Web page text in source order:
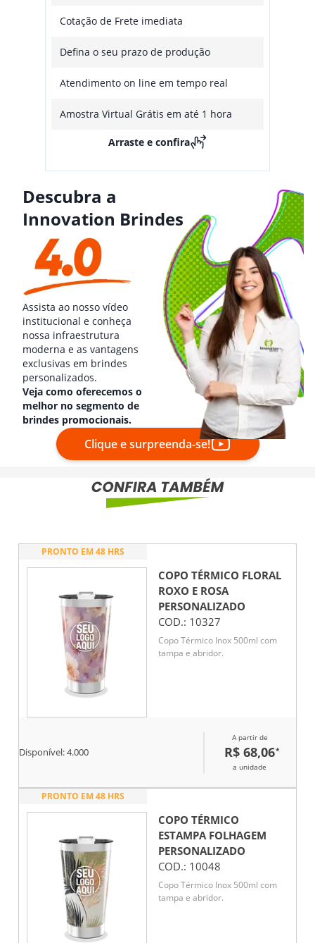
Cotação de Frete imediata
Defina o seu prazo de produção
Atendimento on line em tempo real
Amostra Virtual Grátis em até 1 hora
Arraste e confira
Descubra a
Innovation Brindes
Assista ao nosso vídeo
institucional e conheça
nossa infraestrutura
moderna e as vantagens
exclusivas em brindes
personalizados.
Veja como oferecemos o
melhor no segmento de
brindes promocionais.
Clique e surpreenda-se!
PRONTO EM 48 HRS
COPO TÉRMICO FLORAL
ROXO E ROSA
PERSONALIZADO
COD.: 10327
Copo Térmico Inox 500ml com
tampa e abridor.
Disponível:4.000
A partir de
R$ 68,06*
a unidade
PRONTO EM 48 HRS
COPO TÉRMICO
ESTAMPA FOLHAGEM
PERSONALIZADO
COD.: 10048
Copo Térmico Inox 500ml com
tampa e abridor.